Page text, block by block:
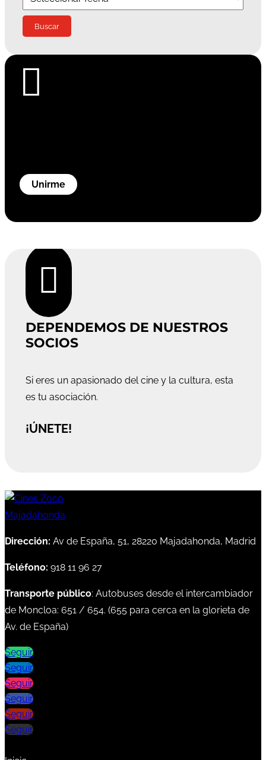

Unirme

DEPENDEMOS DE NUESTROS
SOCIOS
Si eres un apasionado del cine y la cultura, esta
es tu asociación.
¡ÚNETE!
Dirección: Av de España, 51, 28220 Majadahonda, Madrid
Teléfono: 918 11 96 27
Transporte público: Autobuses desde el intercambiador
de Moncloa: 651 / 654. (655 para cerca en la glorieta de
Av. de España)
Seguir
Seguir
Seguir
Seguir
Seguir
Seguir